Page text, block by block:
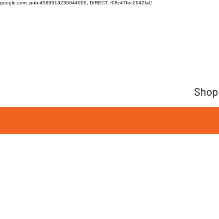
google.com, pub-4589513235944999, DIRECT, f08c47fec0942fa0
Shop